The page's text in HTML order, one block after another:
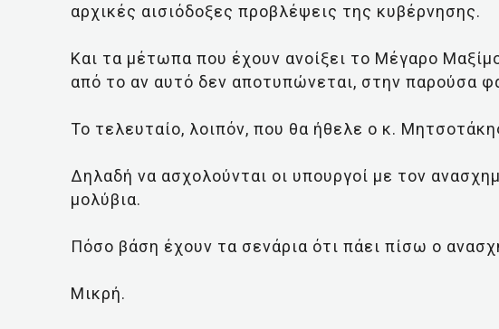
αρχικές αισιόδοξες προβλέψεις της κυβέρνησης.
Και τα μέτωπα που έχουν ανοίξει το Μέγαρο
από το αν αυτό δεν αποτυπώνεται, στην παρούσα
Το τελευταίο, λοιπόν, που θα ήθελε ο κ.
Δηλαδή να ασχολούνται οι υπουργοί με τον
μολύβια.
Πόσο βάση έχουν τα σενάρια ότι πάει πίσω ο
Μικρή.